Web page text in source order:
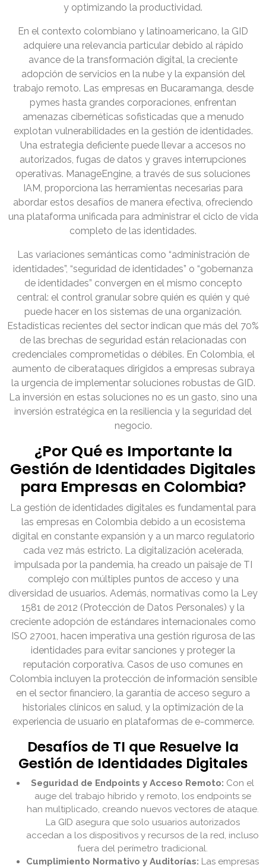
y optimizando la productividad.
En el contexto colombiano y latinoamericano, la GID
adquiere una relevancia particular debido al rápido
avance de la transformación digital, la creciente
adopción de servicios en la nube y la expansión del
trabajo remoto. Las empresas en Bucaramanga, desde
pymes hasta grandes corporaciones, enfrentan
amenazas cibernéticas sofisticadas que a menudo
explotan vulnerabilidades en la gestión de identidades.
Una estrategia deficiente puede llevar a accesos no
autorizados, fugas de datos y graves interrupciones
operativas. ManageEngine, a través de sus soluciones
IAM, proporciona las herramientas necesarias para
abordar estos desafíos de manera efectiva, ofreciendo
una plataforma unificada para administrar el ciclo de vida
completo de las identidades.
Las variaciones semánticas como “administración de
identidades”, “seguridad de identidades” o “gobernanza
de identidades” convergen en el mismo concepto
central: el control granular sobre quién es quién y qué
puede hacer en los sistemas de una organización.
Estadísticas recientes del sector indican que más del 70%
de las brechas de seguridad están relacionadas con
credenciales comprometidas o débiles. En Colombia, el
aumento de ciberataques dirigidos a empresas subraya
la urgencia de implementar soluciones robustas de GID.
La inversión en estas soluciones no es un gasto, sino una
inversión estratégica en la resiliencia y la seguridad del
negocio.
¿Por Qué es Importante la
Gestión de Identidades Digitales
para Empresas en Colombia?
La gestión de identidades digitales es fundamental para
las empresas en Colombia debido a un ecosistema
digital en constante expansión y a un marco regulatorio
cada vez más estricto. La digitalización acelerada,
impulsada por la pandemia, ha creado un paisaje de TI
complejo con múltiples puntos de acceso y una
diversidad de usuarios. Además, normativas como la Ley
1581 de 2012 (Protección de Datos Personales) y la
creciente adopción de estándares internacionales como
ISO 27001, hacen imperativa una gestión rigurosa de las
identidades para evitar sanciones y proteger la
reputación corporativa. Casos de uso comunes en
Colombia incluyen la protección de información sensible
en el sector financiero, la garantía de acceso seguro a
historiales clínicos en salud, y la optimización de la
experiencia de usuario en plataformas de e-commerce.
Desafíos de TI que Resuelve la
Gestión de Identidades Digitales
Seguridad de Endpoints y Acceso Remoto: Con el
auge del trabajo híbrido y remoto, los endpoints se
han multiplicado, creando nuevos vectores de ataque.
La GID asegura que solo usuarios autorizados
accedan a los dispositivos y recursos de la red, incluso
fuera del perímetro tradicional.
Cumplimiento Normativo y Auditorías: Las empresas